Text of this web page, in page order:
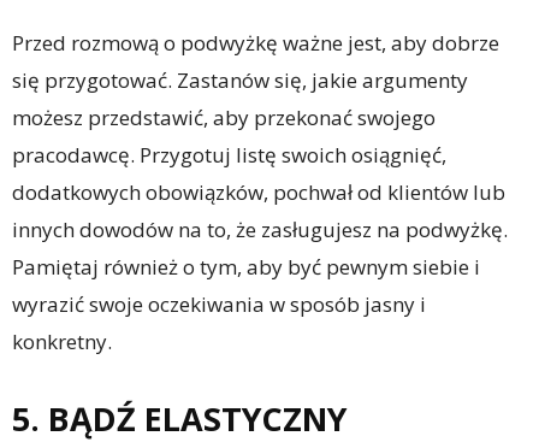
Przed rozmową o podwyżkę ważne jest, aby dobrze
się przygotować. Zastanów się, jakie argumenty
możesz przedstawić, aby przekonać swojego
pracodawcę. Przygotuj listę swoich osiągnięć,
dodatkowych obowiązków, pochwał od klientów lub
innych dowodów na to, że zasługujesz na podwyżkę.
Pamiętaj również o tym, aby być pewnym siebie i
wyrazić swoje oczekiwania w sposób jasny i
konkretny.
5. BĄDŹ ELASTYCZNY